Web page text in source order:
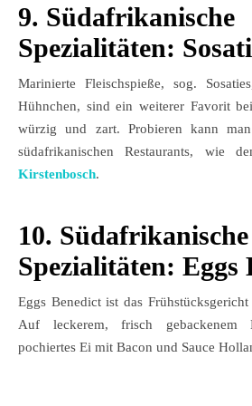
9. Südafrikanische
Spezialitäten:
Marinierte Fleischspieße, sog.
Hühnchen, sind ein weiterer Favorit
würzig und zart. Probieren kann
südafrikanischen Restaurants, wie
Kirstenbosch.
10. Südafrikanische
Spezialitäten: Eggs
Eggs Benedict ist das
Auf leckerem, frisch gebackenem
pochiertes Ei mit Bacon und Sauce